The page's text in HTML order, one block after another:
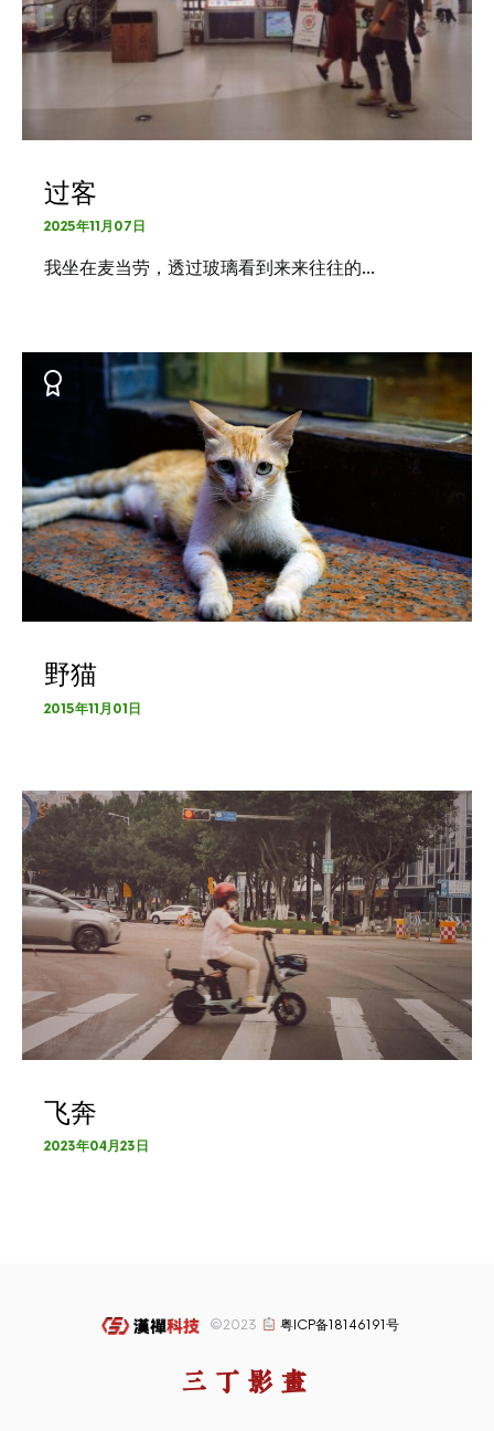
过客
2025年11月07日
我坐在麦当劳，透过玻璃看到来来往往的…
野猫
2015年11月01日
飞奔
2023年04月23日
©2023 粤ICP备18146191号
三丁影画